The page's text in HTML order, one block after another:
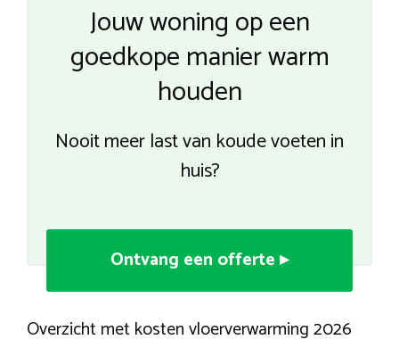
Jouw woning op een
goedkope manier warm
houden
Nooit meer last van koude voeten in
huis?
Ontvang een offerte ▸
Overzicht met kosten vloerverwarming 2026